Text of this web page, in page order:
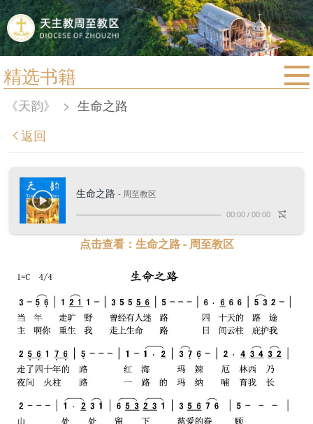
精选书籍
首页
宗教法规
教区简介
信仰文萃
教会圣月
《天韵》 > 生命之路
返回
生命之路 - 周至教区
00:00 / 00:00
点击查看：生命之路 - 周至教区